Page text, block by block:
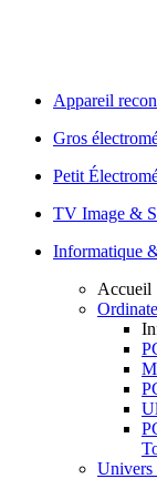
Appareil
Gros
Petit
TV Image &
Informatique
Accueil
Univers